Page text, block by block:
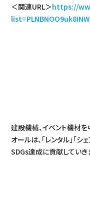
＜関連URL＞https://
建設機械、イベント機材
オールは、「レンタル」「
SDGs達成に貢献していき